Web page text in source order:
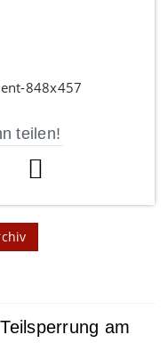
teilen!
am